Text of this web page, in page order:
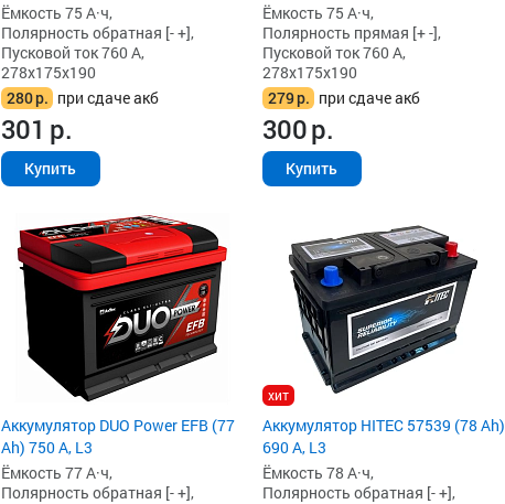
Ёмкость 75 А·ч,
Полярность обратная [- +],
Пусковой ток 760 А,
278x175x190
280р. при сдаче акб
301 р.
Купить
Ёмкость 75 А·ч,
Полярность прямая [+ -],
Пусковой ток 760 А,
278x175x190
279р. при сдаче акб
300р.
Купить
Аккумулятор DUO Power EFB (77
Ah) 750 А, L3
Ёмкость 77 А·ч,
Полярность обратная [- +],
хит
Аккумулятор HITEC 57539 (78 Ah)
690 А, L3
Ёмкость 78 А·ч,
Полярность обратная [- +],